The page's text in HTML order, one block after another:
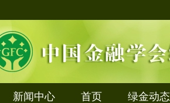
新闻中心 首页 绿金动态